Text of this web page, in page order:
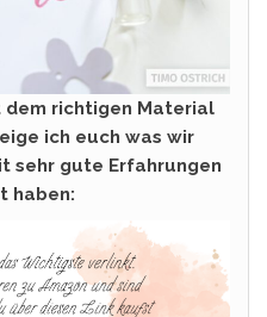
dem richtigen Material
ich euch was wir
sehr gute Erfahrungen
haben: